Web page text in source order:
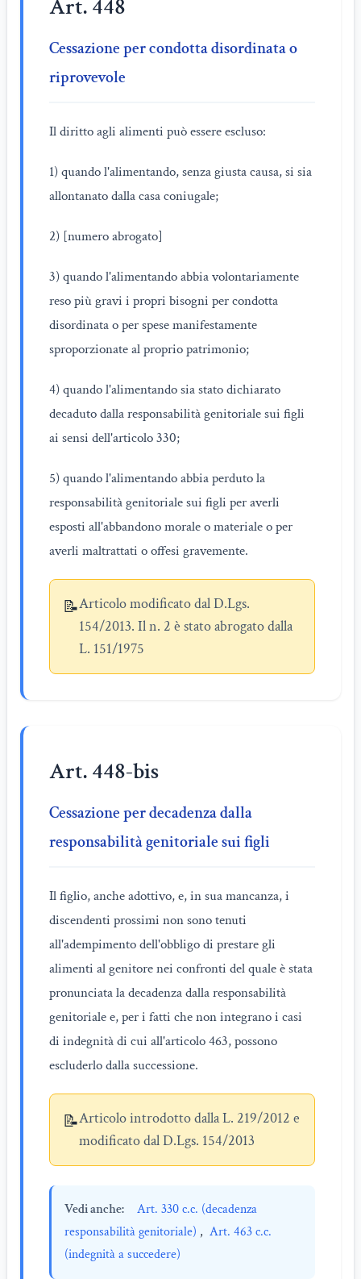
Art. 448
Cessazione per condotta disordinata o
riprovevole
Il diritto agli alimenti può essere escluso:
1) quando l'alimentando, senza giusta causa, si sia
allontanato dalla casa coniugale;
2) [numero abrogato]
3) quando l'alimentando abbia volontariamente
reso più gravi i propri bisogni per condotta
disordinata o per spese manifestamente
sproporzionate al proprio patrimonio;
4) quando l'alimentando sia stato dichiarato
decaduto dalla responsabilità genitoriale sui figli
ai sensi dell'articolo 330;
5) quando l'alimentando abbia perduto la
responsabilità genitoriale sui figli per averli
esposti all'abbandono morale o materiale o per
averli maltrattati o offesi gravemente.
📝Articolo modificato dal D.Lgs.
154/2013. Il n. 2 è stato abrogato dalla
L. 151/1975
Art. 448-bis
Cessazione per decadenza dalla
responsabilità genitoriale sui figli
Il figlio, anche adottivo, e, in sua mancanza, i
discendenti prossimi non sono tenuti
all'adempimento dell'obbligo di prestare gli
alimenti al genitore nei confronti del quale è stata
pronunciata la decadenza dalla responsabilità
genitoriale e, per i fatti che non integrano i casi
di indegnità di cui all'articolo 463, possono
escluderlo dalla successione.
📝Articolo introdotto dalla L. 219/2012 e
modificato dal D.Lgs. 154/2013
Vedi anche:
Art. 330 c.c. (decadenza
responsabilità genitoriale) , Art. 463 c.c.
(indegnità a succedere)